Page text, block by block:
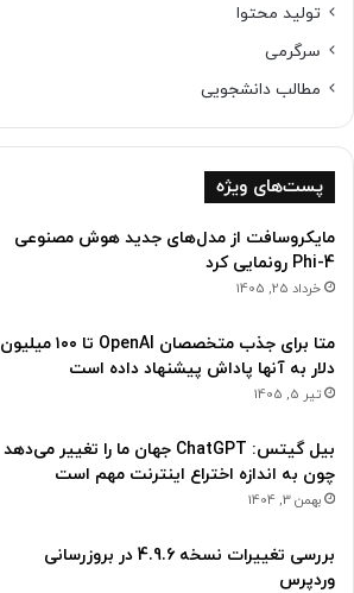
تولید محتوا
سرگرمی
مطالب دانشجویی
پست‌های ویژه
مایکروسافت از مدل‌های جدید هوش مصنوعی
Phi-4 رونمایی کرد
خرداد 25, 1405
متا برای جذب متخصصان OpenAI تا ۱۰۰ میلیون
دلار به آنها پاداش پیشنهاد داده است
تیر 5, 1405
بیل گیتس: ChatGPT جهان ما را تغییر می‌دهد
چون به اندازه اختراع اینترنت مهم است
بهمن 3, 1404
بررسی تغییرات نسخه 4.9.6 در بروزرسانی
وردپرس